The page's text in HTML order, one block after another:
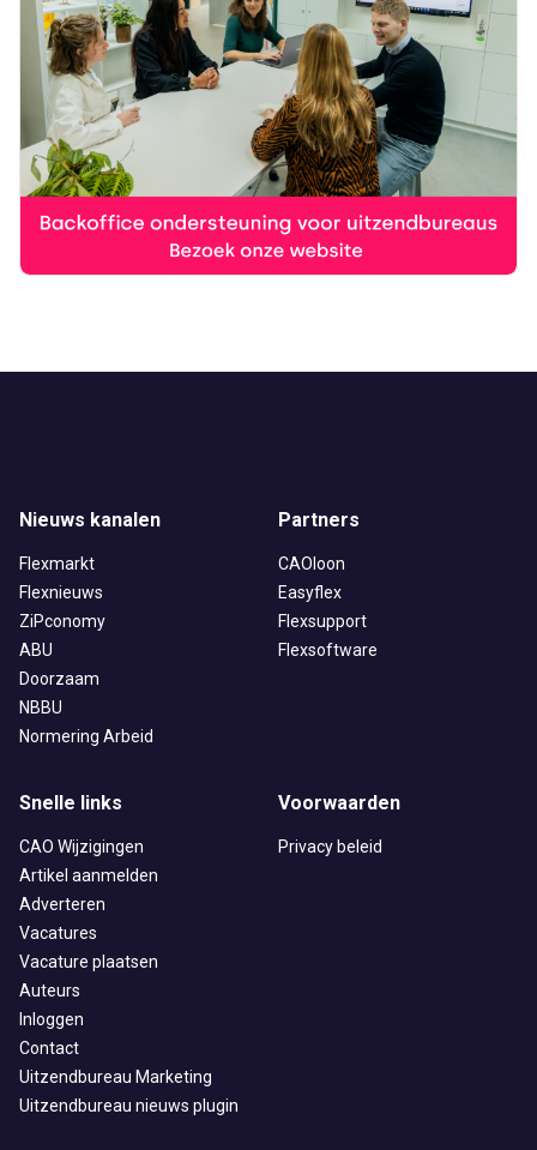
Nieuws kanalen
Flexmarkt
Flexnieuws
ZiPconomy
ABU
Doorzaam
NBBU
Normering Arbeid
Partners
CAOloon
Easyflex
Flexsupport
Flexsoftware
Snelle links
CAO Wijzigingen
Artikel aanmelden
Adverteren
Vacatures
Vacature plaatsen
Auteurs
Inloggen
Contact
Uitzendbureau Marketing
Uitzendbureau nieuws plugin
Voorwaarden
Privacy beleid